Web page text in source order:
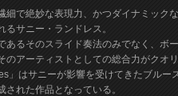
細で絶妙な表現力、かつダイナミック
サニー・ランドレス。
あるそのスライド奏法のみでなく、ボ
のアーティストとしての総合力がクオ
」はサニーが影響を受けてきたブルー
れた作品となっている。